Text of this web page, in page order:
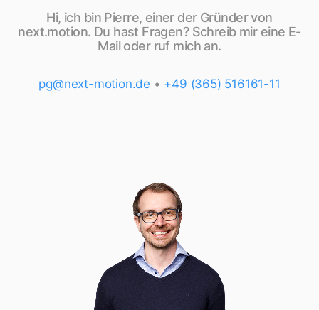
Hi, ich bin Pierre, einer der Gründer von
next.motion. Du hast Fragen? Schreib mir eine E-
Mail oder ruf mich an.
pg@next-motion.de • +49 (365) 516161-11